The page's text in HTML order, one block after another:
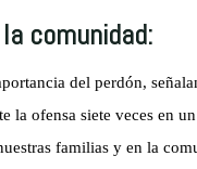
comunidad:
del perdón,
la ofensa siete veces en
familias y en la